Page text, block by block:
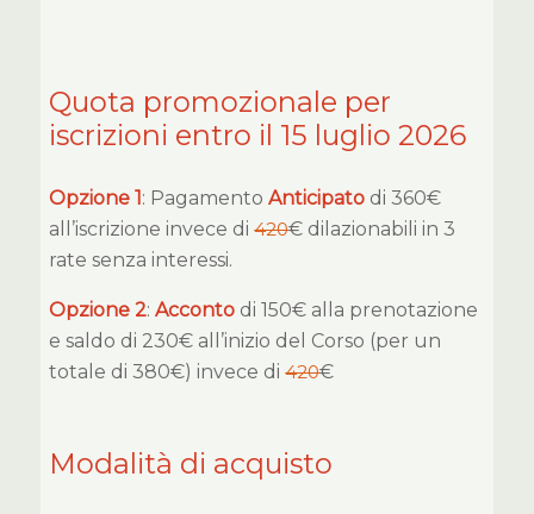
Quota promozionale per
iscrizioni entro il 15 luglio 2026
Opzione 1 : PagamentoAnticipato di 360€
all’iscrizione invece di420€ dilazionabili in 3
rate senza interessi.
Opzione 2:Acconto di 150€ alla prenotazione
e saldo di 230€ all’inizio del Corso (per un
totale di 380€) invece di420€
Modalità di acquisto